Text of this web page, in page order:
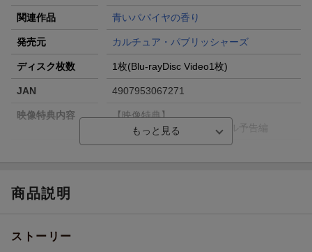
関連作品 青いパパイヤの香り
発売元 カルチュア・パブリッシャーズ
ディスク枚数 1枚(Blu-rayDisc Video1枚)
JAN 4907953067271
映像特典内容
【映像特典】
メイキング映像／オリジナル予告編
品番
商品説明
ストーリー